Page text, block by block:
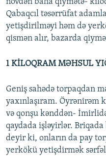
növdən baha qiymətə-
Qabaqcıl təsərrüfat
yetişdirilməyi həm də
qismən alır, bazarda
1 KİLOQRAM MƏHSUL
Geniş sahədə torpaqdan
yaxınlaşıram. Öyrənirəm
və qonşu kənddən-
qaydada işləyirlər. Briqada
deyir ki, onların da pay
yerkökü yetişdirmək